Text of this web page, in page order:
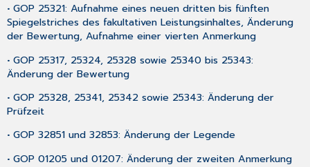
• GOP 25321: Aufnahme eines neuen dritten bis fünften
Spiegelstriches des fakultativen Leistungsinhaltes, Änderung
der Bewertung, Aufnahme einer vierten Anmerkung
• GOP 25317, 25324, 25328 sowie 25340 bis 25343:
Änderung der Bewertung
• GOP 25328, 25341, 25342 sowie 25343: Änderung der
Prüfzeit
• GOP 32851 und 32853: Änderung der Legende
• GOP 01205 und 01207: Änderung der zweiten Anmerkung